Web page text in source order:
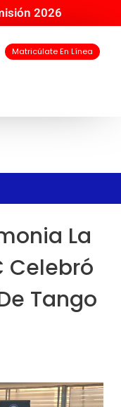
2026
Matricúlate En Línea
La
Celebró
Tango